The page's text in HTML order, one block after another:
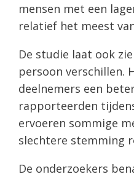
mensen met een
relatief het meest
De studie laat ook
persoon verschillen.
deelnemers een
rapporteerden
ervoeren sommige
slechtere stemming
De onderzoekers